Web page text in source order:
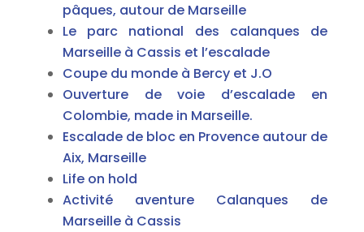
pâques, autour de Marseille
Le parc national des calanques de
Marseille à Cassis et l’escalade
Coupe du monde à Bercy et J.O
Ouverture de voie d’escalade en
Colombie, made in Marseille.
Escalade de bloc en Provence autour de
Aix, Marseille
Life on hold
Activité aventure Calanques de
Marseille à Cassis